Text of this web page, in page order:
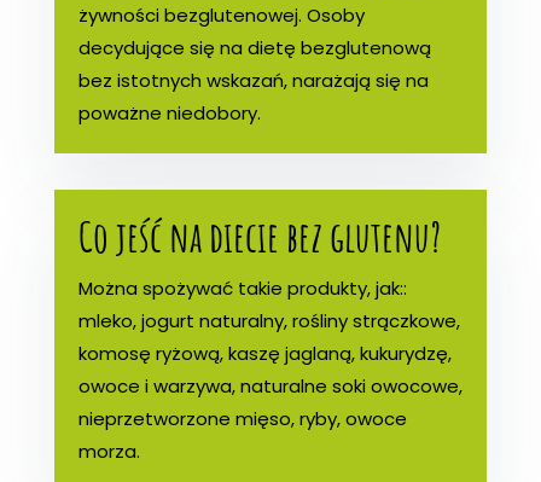
żywności bezglutenowej. Osoby
decydujące się na dietę bezglutenową
bez istotnych wskazań, narażają się na
poważne niedobory.
Co jeść na diecie bez glutenu?
Można spożywać takie produkty, jak::
mleko, jogurt naturalny, rośliny strączkowe,
komosę ryżową, kaszę jaglaną, kukurydzę,
owoce i warzywa, naturalne soki owocowe,
nieprzetworzone mięso, ryby, owoce
morza.